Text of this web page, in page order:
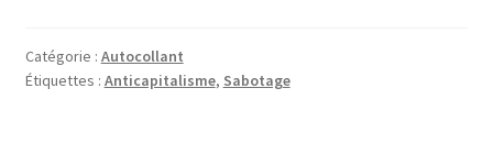
Catégorie : Autocollant
Étiquettes : Anticapitalisme, Sabotage